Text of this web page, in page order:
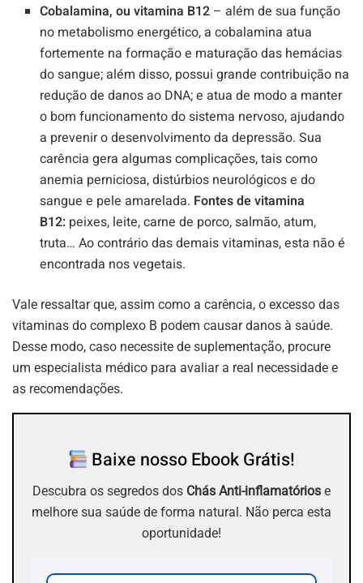
Cobalamina, ou vitamina B12 – além de sua função
no metabolismo energético, a cobalamina atua
fortemente na formação e maturação das hemácias
do sangue; além disso, possui grande contribuição na
redução de danos ao DNA; e atua de modo a manter
o bom funcionamento do sistema nervoso, ajudando
a prevenir o desenvolvimento da depressão. Sua
carência gera algumas complicações, tais como
anemia perniciosa, distúrbios neurológicos e do
sangue e pele amarelada. Fontes de vitamina
B12: peixes, leite, carne de porco, salmão, atum,
truta… Ao contrário das demais vitaminas, esta não é
encontrada nos vegetais.
Vale ressaltar que, assim como a carência, o excesso das
vitaminas do complexo B podem causar danos à saúde.
Desse modo, caso necessite de suplementação, procure
um especialista médico para avaliar a real necessidade e
as recomendações.
Baixe nosso Ebook Grátis!
Descubra os segredos dos Chás Anti-inflamatórios e
melhore sua saúde de forma natural. Não perca esta
oportunidade!